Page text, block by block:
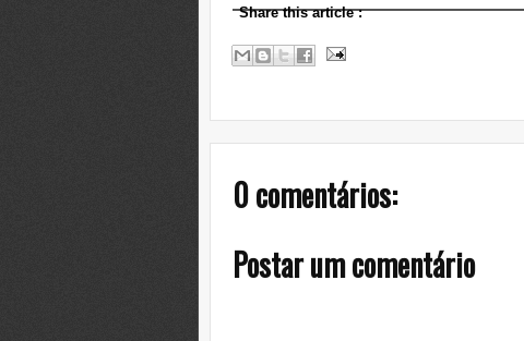
Share this article:
0 comentários:
Postar um comentário